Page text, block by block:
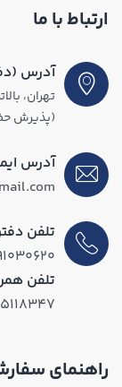
ارتباط با ما
آدرس
(پذیرش
آدرس
تلفن
۰۲۱-
تلفن
راهنمای